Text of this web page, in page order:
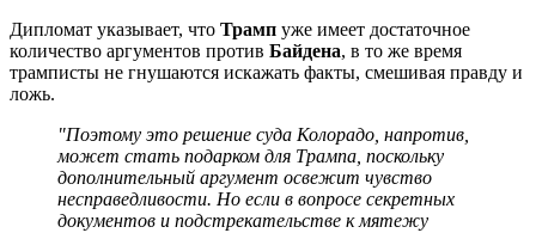
Дипломат указывает, что Трамп уже имеет достаточное
количество аргументов против Байдена, в то же время
трамписты не гнушаются искажать факты, смешивая правду и
ложь.
"Поэтому это решение суда Колорадо, напротив,
может стать подарком для Трампа, поскольку
дополнительный аргумент освежит чувство
несправедливости. Но если в вопросе секретных
документов и подстрекательстве к мятежу